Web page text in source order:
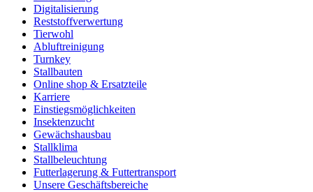
Digitalisierung
Reststoffverwertung
Tierwohl
Abluftreinigung
Turnkey
Stallbauten
Online shop & Ersatzteile
Karriere
Einstiegsmöglichkeiten
Insektenzucht
Gewächshausbau
Stallklima
Stallbeleuchtung
Futterlagerung & Futtertransport
Unsere Geschäftsbereiche